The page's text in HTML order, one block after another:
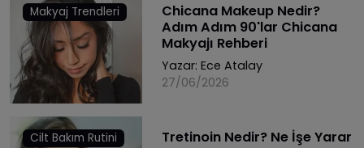
Makyaj Trendleri
Chicana Makeup Nedir?
Adım Adım 90'lar Chicana
Makyajı Rehberi
Yazar: Ece Atalay
27/06/2026
Cilt Bakım Rutini
Tretinoin Nedir? Ne İşe Yarar